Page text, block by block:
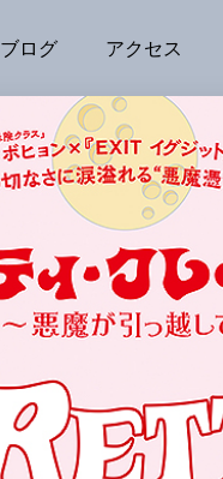
ブログ アクセス